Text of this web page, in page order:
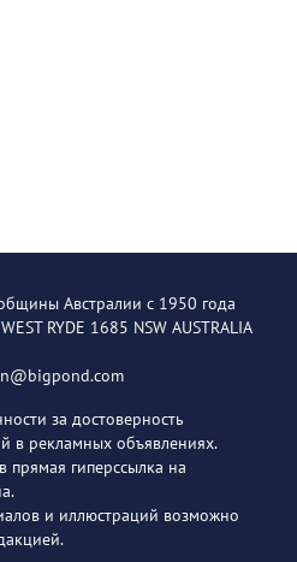
Австралии с 1950 года
RYDE 1685 NSW AUSTRALIA
за достоверность
в рекламных объявлениях.
гиперссылка на
и иллюстраций возможно